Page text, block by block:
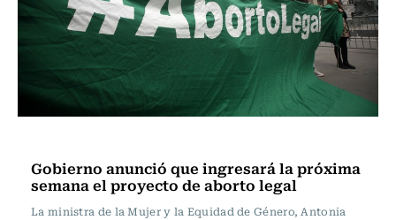
Gobierno anunció que ingresará la próxima
semana el proyecto de aborto legal
La ministra de la Mujer y la Equidad de Género, Antonia